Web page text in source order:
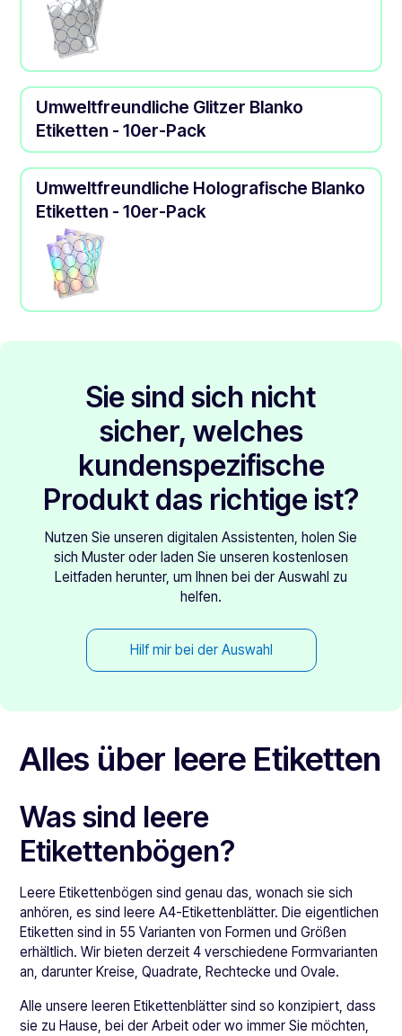
Umweltfreundliche Glitzer Blanko
Etiketten - 10er-Pack
Umweltfreundliche Holografische Blanko
Etiketten - 10er-Pack
Sie sind sich nicht
sicher, welches
kundenspezifische
Produkt das richtige ist?
Nutzen Sie unseren digitalen Assistenten, holen Sie
sich Muster oder laden Sie unseren kostenlosen
Leitfaden herunter, um Ihnen bei der Auswahl zu
helfen.
Hilf mir bei der Auswahl
Alles über leere Etiketten
Was sind leere
Etikettenbögen?
Leere Etikettenbögen sind genau das, wonach sie sich
anhören, es sind leere A4-Etikettenblätter. Die eigentlichen
Etiketten sind in 55 Varianten von Formen und Größen
erhältlich. Wir bieten derzeit 4 verschiedene Formvarianten
an, darunter Kreise, Quadrate, Rechtecke und Ovale.
Alle unsere leeren Etikettenblätter sind so konzipiert, dass
sie zu Hause, bei der Arbeit oder wo immer Sie möchten,